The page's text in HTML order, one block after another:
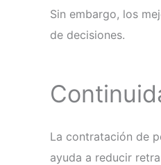
Sin embargo, los
de decisiones.
La contratación de
ayuda a reducir